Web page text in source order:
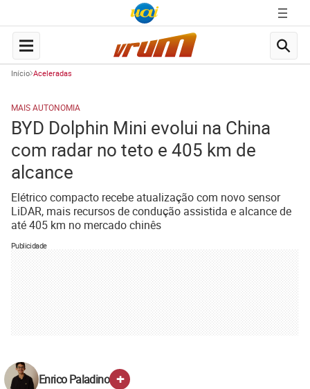
Início Aceleradas
MAIS AUTONOMIA
BYD Dolphin Mini evolui na China
com radar no teto e 405 km de
alcance
Elétrico compacto recebe atualização com novo sensor
LiDAR, mais recursos de condução assistida e alcance de
até 405 km no mercado chinês
Publicidade
Enrico Paladino +